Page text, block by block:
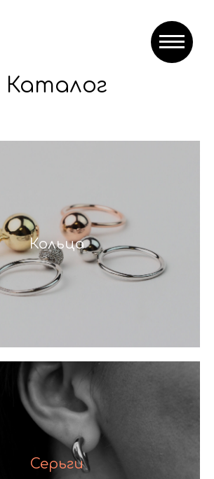
Каталог
Кольца
Серьги